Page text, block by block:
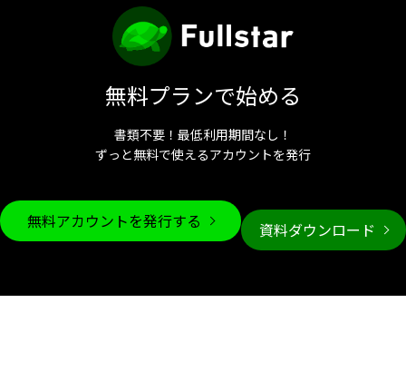
無料プランで始める
書類不要！最低利用期間なし！
ずっと無料で使えるアカウントを発行
無料アカウントを発行する 資料ダウンロード